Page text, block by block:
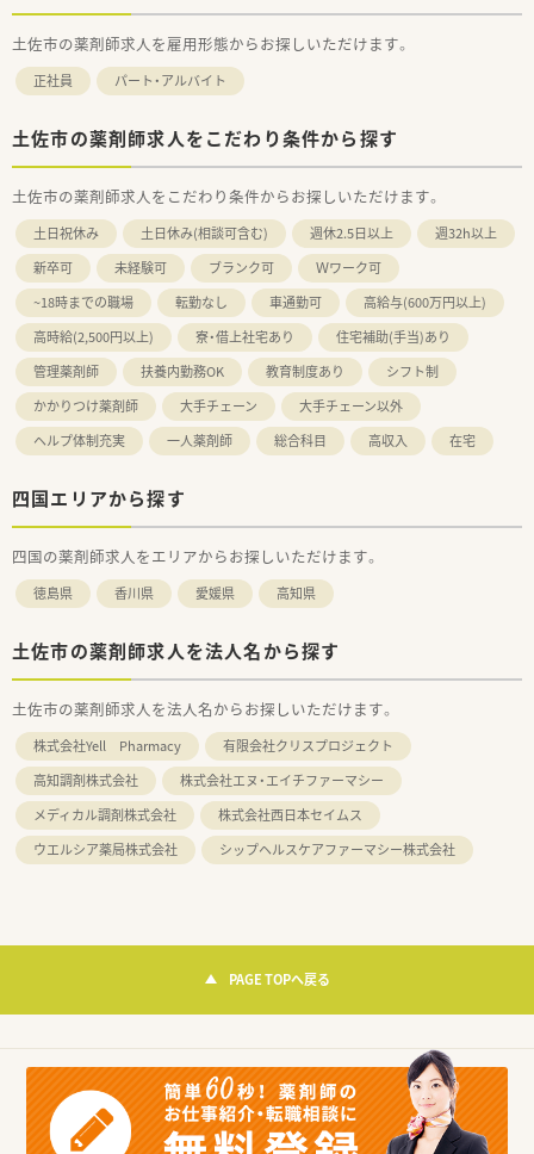
土佐市の薬剤師求人を雇用形態からお探しいただけます。
正社員 パート・アルバイト
土佐市の薬剤師求人をこだわり条件から探す
土佐市の薬剤師求人をこだわり条件からお探しいただけます。
土日祝休み 土日休み(相談可含む) 週休2.5日以上
週32h以上
新卒可
未経験可 ブランク可
Ｗワーク可
~18時までの職場
転勤なし 車通勤可
高給与(600万円以上)
高時給(2,500円以上)
寮・借上社宅あり
住宅補助(手当)あり
管理薬剤師
扶養内勤務OK 教育制度あり
シフト制
かかりつけ薬剤師
大手チェーン
大手チェーン以外
ヘルプ体制充実
一人薬剤師 総合科目 高収入 在宅
四国エリアから探す
四国の薬剤師求人をエリアからお探しいただけます。
徳島県 香川県 愛媛県 高知県
土佐市の薬剤師求人を法人名から探す
土佐市の薬剤師求人を法人名からお探しいただけます。
株式会社Yell Pharmacy
有限会社クリスプロジェクト
高知調剤株式会社
株式会社エヌ・エイチファーマシー
メディカル調剤株式会社
株式会社西日本セイムス
ウエルシア薬局株式会社
シップヘルスケアファーマシー株式会社
PAGE TOPへ戻る